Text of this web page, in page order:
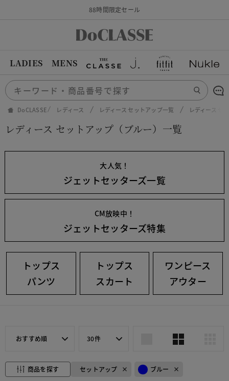
88時間限定セール
LADIES MENS
DoCLASSE レディース レディース セットアップ一覧 レディース セ
レディース セットアップ（ブルー）一覧
大人気！
ジェットセッターズ一覧
CM放映中！
ジェットセッターズ特集
トップス
パンツ
トップス
スカート
ワンピース
アウター
おすすめ順 30件
商品を探す セットアップ ブルー